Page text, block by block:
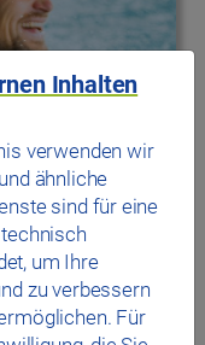
Inhalten
verwenden wir
ähnliche
sind für eine
um Ihre
zu verbessern
Für